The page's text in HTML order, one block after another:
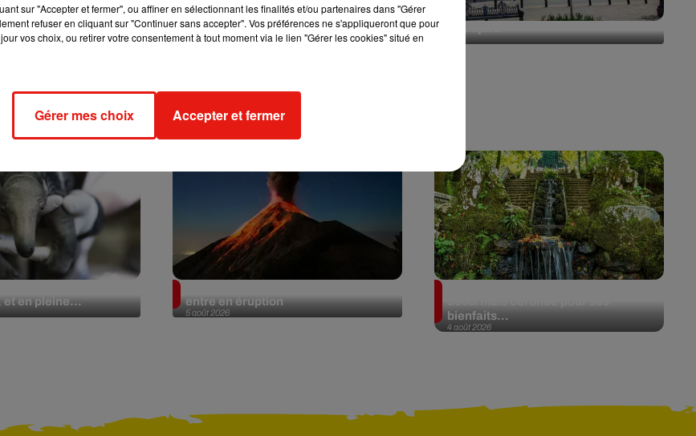
Benny Blanco invite Selena Gomez et Becky G sur
son nouveau single
31 juillet 2026
Escapade à Guadalajara
et en pleine...
5 août 2026
entre en éruption
4 août 2026
bienfaits...
sur "Accepter et fermer", ou affiner en sélectionnant les finalités et/ou partenaires dans "Gérer
refuser en cliquant sur "Continuer sans accepter". Vos préférences ne s'appliqueront que pour
vos choix, ou retirer votre consentement à tout moment via le lien "Gérer les cookies" situé en
Gérer mes choix Accepter et fermer